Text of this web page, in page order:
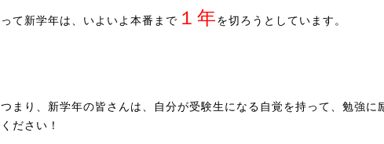
って新学年は、いよいよ本番まで １年を切ろうとしています。
つまり、新学年の皆さんは、自分が受験生になる自覚を持って、勉強に
ください！